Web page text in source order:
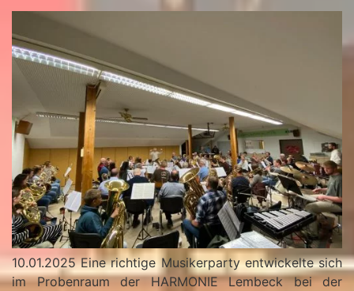
10.01.2025 Eine richtige Musikerparty entwickelte sich
im Probenraum der HARMONIE Lembeck bei der